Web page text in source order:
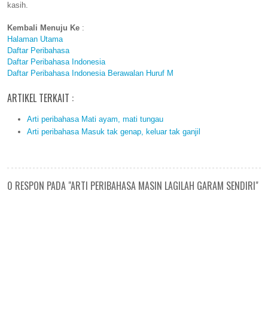
kasih.
Kembali Menuju Ke :
Halaman Utama
Daftar Peribahasa
Daftar Peribahasa Indonesia
Daftar Peribahasa Indonesia Berawalan Huruf M
ARTIKEL TERKAIT :
Arti peribahasa Mati ayam, mati tungau
Arti peribahasa Masuk tak genap, keluar tak ganjil
0 RESPON PADA "ARTI PERIBAHASA MASIN LAGILAH GARAM SENDIRI"